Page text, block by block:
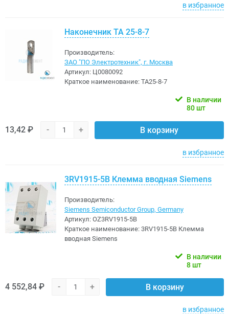
в избранное
Наконечник ТА 25-8-7
Производитель:
ЗАО "ПО Электротехник", г. Москва
Артикул: Ц0080092
Краткое наименование: ТА25-8-7
В наличии
80 шт
13,42 ₽ - + В корзину
в избранное
3RV1915-5B Клемма вводная Siemens
Производитель:
Siemens Semiconductor Group, Germany
Артикул: OZ3RV1915-5B
Краткое наименование: 3RV1915-5B Клемма
вводная Siemens
В наличии
8 шт
4 552,84 ₽ - + В корзину
в избранное